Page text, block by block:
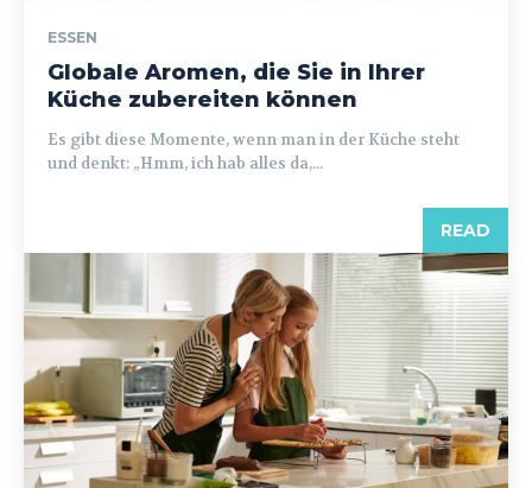
ESSEN
Globale Aromen, die Sie in Ihrer
Küche zubereiten können
Es gibt diese Momente, wenn man in der Küche steht
und denkt: „Hmm, ich hab alles da,...
READ